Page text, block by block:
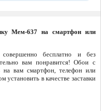
Мем-637 на смартфон или
бесплатно и без
вам понравится! Обои с
вам смартфон, телефон или
в качестве заставки